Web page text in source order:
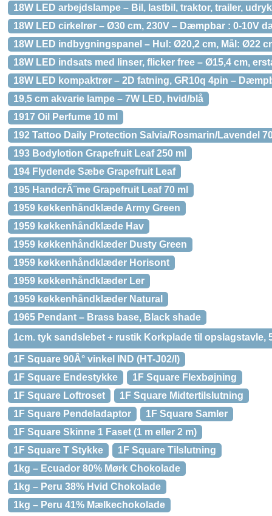
18W LED arbejdslampe – Bil, lastbil, traktor, trailer,
18W LED cirkelrør – Ø30 cm, 230V – Dæmpbar : 0-10V
18W LED indbygningspanel – Hul: Ø20,2 cm, Mål: Ø22
18W LED indsats med linser, flicker free – Ø15,4 cm,
18W LED kompaktrør – 2D fatning, GR10q 4pin –
19,5 cm akvarie lampe – 7W LED, hvid/blå
1917 Oil Perfume 10 ml
192 Tattoo Daily Protection Salvia/Rosmarin/Lavendel
193 Bodylotion Grapefruit Leaf 250 ml
194 Flydende Sæbe Grapefruit Leaf
195 HandcrÃ¨me Grapefruit Leaf 70 ml
1959 køkkenhåndklæde Army Green
1959 køkkenhåndklæde Hav
1959 køkkenhåndklæder Dusty Green
1959 køkkenhåndklæder Horisont
1959 køkkenhåndklæder Ler
1959 køkkenhåndklæder Natural
1965 Pendant – Brass base, Black shade
1cm. tyk sandslebet + rustik Korkplade til opslagstavle,
1F Square 90Â° vinkel IND (HT-J02/I)
1F Square Endestykke
1F Square Flexbøjning
1F Square Loftroset
1F Square Midtertilslutning
1F Square Pendeladaptor
1F Square Samler
1F Square Skinne 1 Faset (1 m eller 2 m)
1F Square T Stykke
1F Square Tilslutning
1kg – Ecuador 80% Mørk Chokolade
1kg – Peru 38% Hvid Chokolade
1kg – Peru 41% Mælkechokolade